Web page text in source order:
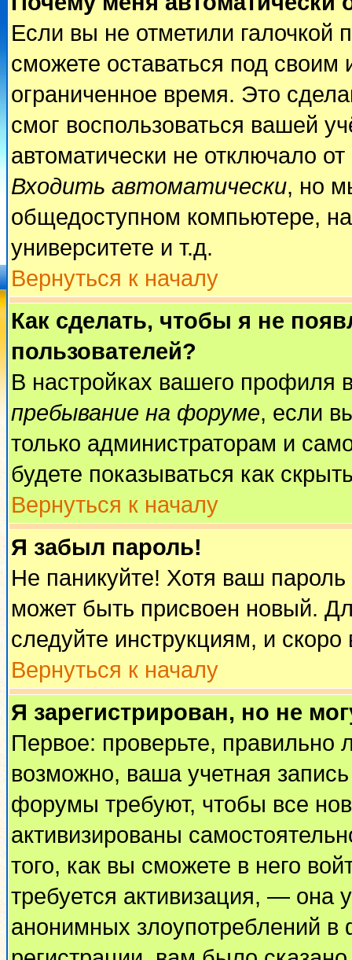
Если вы не отметили галочкой
сможете оставаться под
ограниченное время. Это
смог воспользоваться вашей
автоматически не отключало
Входить автоматически, но
общедоступном компьютере,
университете и т.д.
Вернуться к началу
Как сделать, чтобы я не
пользователей?
В настройках вашего профиля
пребывание на форуме, если
только администраторам и
будете показываться как
Вернуться к началу
Я забыл пароль!
Не паникуйте! Хотя ваш
может быть присвоен новый.
следуйте инструкциям, и
Вернуться к началу
Я зарегистрирован, но не
Первое: проверьте, правильно
возможно, ваша учетная
форумы требуют, чтобы все
активизированы
того, как вы сможете в него
требуется активизация, — она
анонимных злоупотреблений